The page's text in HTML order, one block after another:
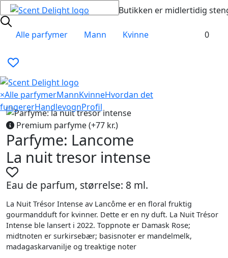
Butikken er midlertidig
Alle parfymer Mann Kvinne 0
×Alle parfymerMannKvinneHvordan det
fungererHandlevognProfil
Premium parfyme (+77 kr.)
Parfyme: Lancome
La nuit tresor intense
Eau de parfum, størrelse: 8 ml.
La Nuit Trésor Intense av Lancôme er en floral fruktig
gourmandduft for kvinner. Dette er en ny duft. La Nuit Trésor
Intense ble lansert i 2022. Toppnote er Damask Rose;
midtnoten er surkirsebær; basisnoter er mandelmelk,
madagaskarvanilje og treaktige noter